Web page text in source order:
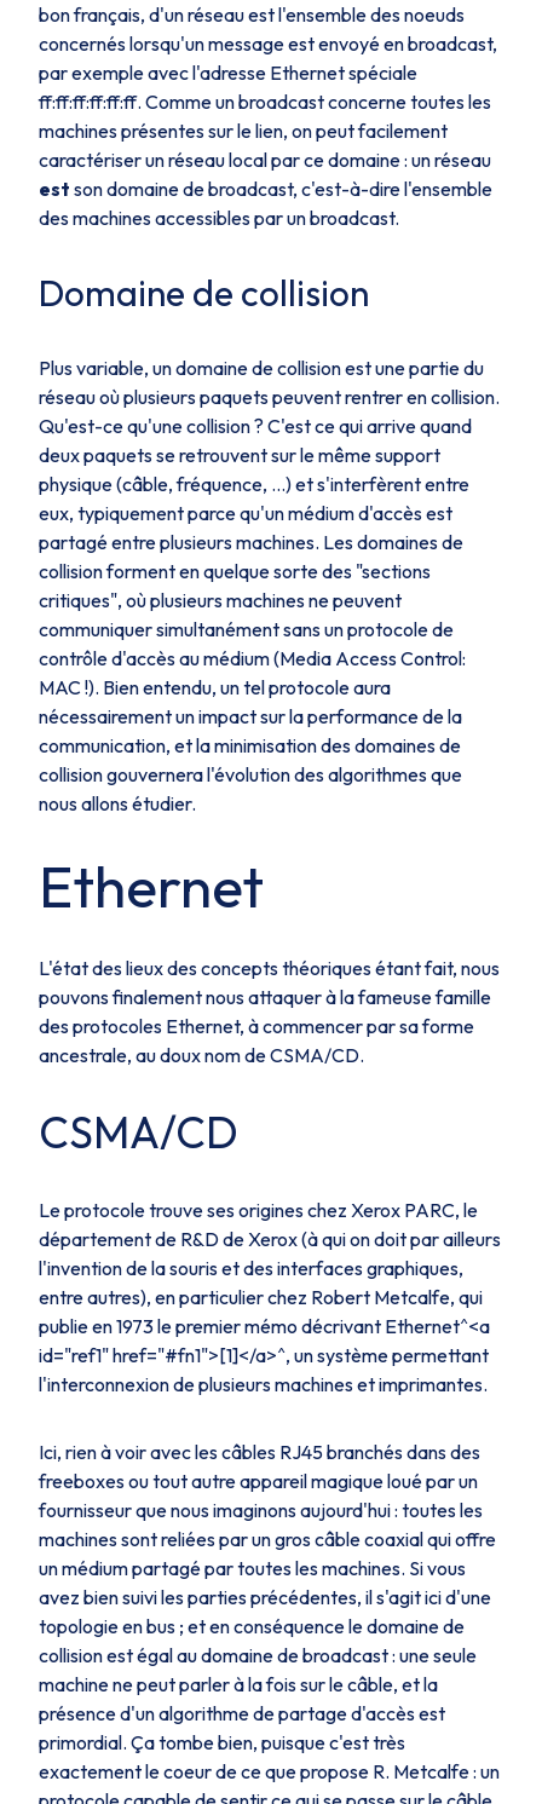
bon français, d'un réseau est l'ensemble des noeuds
concernés lorsqu'un message est envoyé en broadcast,
par exemple avec l'adresse Ethernet spéciale
ff:ff:ff:ff:ff:ff. Comme un broadcast concerne toutes les
machines présentes sur le lien, on peut facilement
caractériser un réseau local par ce domaine : un réseau
est son domaine de broadcast, c'est-à-dire l'ensemble
des machines accessibles par un broadcast.
Domaine de collision
Plus variable, un domaine de collision est une partie du
réseau où plusieurs paquets peuvent rentrer en collision.
Qu'est-ce qu'une collision ? C'est ce qui arrive quand
deux paquets se retrouvent sur le même support
physique (câble, fréquence, ...) et s'interfèrent entre
eux, typiquement parce qu'un médium d'accès est
partagé entre plusieurs machines. Les domaines de
collision forment en quelque sorte des "sections
critiques", où plusieurs machines ne peuvent
communiquer simultanément sans un protocole de
contrôle d'accès au médium (Media Access Control:
MAC!). Bien entendu, un tel protocole aura
nécessairement un impact sur la performance de la
communication, et la minimisation des domaines de
collision gouvernera l'évolution des algorithmes que
nous allons étudier.
Ethernet
L'état des lieux des concepts théoriques étant fait, nous
pouvons finalement nous attaquer à la fameuse famille
des protocoles Ethernet, à commencer par sa forme
ancestrale, au doux nom deCSMA/CD.
CSMA/CD
Le protocole trouve ses origines chez Xerox PARC, le
département de R&D de Xerox (à qui on doit par ailleurs
l'invention de la souris et des interfaces graphiques,
entre autres), en particulier chez Robert Metcalfe, qui
publie en 1973 le premier mémo décrivant Ethernet^<a
id="ref1" href="#fn1">[1]</a>^, un système permettant
l'interconnexion de plusieurs machines et imprimantes.
Ici, rien à voir avec les câbles RJ45branchés dans des
freeboxes ou tout autre appareil magique loué par un
fournisseur que nous imaginons aujourd'hui : toutes les
machines sont reliées par un gros câble coaxial qui offre
un médium partagé par toutes les machines. Si vous
avez bien suivi les parties précédentes, il s'agit ici d'une
topologie en bus ; et en conséquence le domaine de
collision est égal au domaine de broadcast : une seule
machine ne peut parler à la fois sur le câble, et la
présence d'un algorithme de partage d'accès est
primordial. Ça tombe bien, puisque c'est très
exactement le coeur de ce que propose R. Metcalfe : un